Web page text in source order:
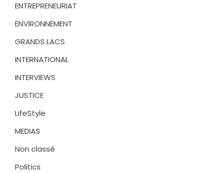
ENTREPRENEURIAT
ENVIRONNEMENT
GRANDS LACS
INTERNATIONAL
INTERVIEWS
JUSTICE
LifeStyle
MEDIAS
Non classé
Politics